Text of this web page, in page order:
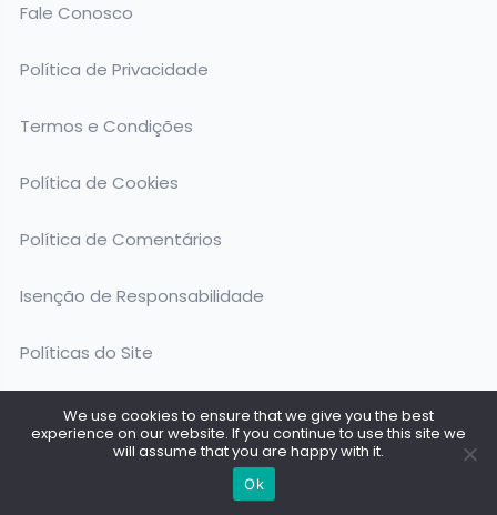
Fale Conosco
Política de Privacidade
Termos e Condições
Política de Cookies
Política de Comentários
Isenção de Responsabilidade
Políticas do Site
Todos os Direitos Reservados @ 2026. Amigo do Cachorro
We use cookies to ensure that we give you the best
experience on our website. If you continue to use this site we
will assume that you are happy with it.
Ok